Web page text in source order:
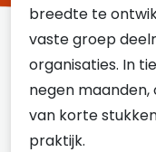
breedte te
vaste groep
organisaties. In
negen maanden,
van korte
praktijk.